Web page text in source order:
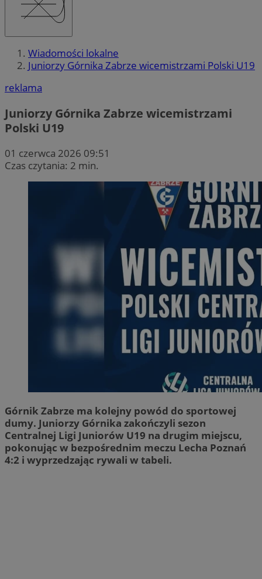
Wiadomości lokalne
Juniorzy Górnika Zabrze wicemistrzami Polski U19
reklama
Juniorzy Górnika Zabrze wicemistrzami
Polski U19
01 czerwca 2026 09:51
Czas czytania: 2 min.
Górnik Zabrze ma kolejny powód do sportowej
dumy. Juniorzy Górnika zakończyli sezon
Centralnej Ligi Juniorów U19 na drugim miejscu,
pokonując w bezpośrednim meczu Lecha Poznań
4:2 i wyprzedzając rywali w tabeli.